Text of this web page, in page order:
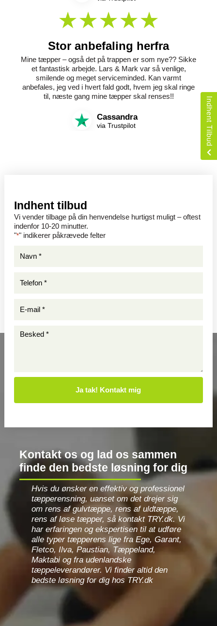
Indhent Tilbud
Stor anbefaling herfra
Mine tæpper – også det på trappen er som nye?? Sikke
et fantastisk arbejde. Lars & Mark var så venlige,
smilende og meget serviceminded. Kan varmt
anbefales, jeg ved i hvert fald godt, hvem jeg skal ringe
til, næste gang mine tæpper skal renses!!
Cassandra
via Trustpilot
Indhent tilbud
Vi vender tilbage på din henvendelse hurtigst muligt – oftest
indenfor 10-20 minutter.
"*" indikerer påkrævede felter
Besked
Kontakt os og lad os sammen
finde den bedste løsning for dig
Hvis du ønsker en effektiv og professionel
tæpperensning, uanset om det drejer sig
om rens af gulvtæppe, rens af uldtæppe,
rens af løse tæpper, så kontakt TRY.dk. Vi
har erfaringen og ekspertisen til at udføre
alle typer tæpperens lige fra Ege, Garant,
Fletco, Ilva, Paustian, Tæppeland,
Maktabi og fra udenlandske
tæppeleverandører. Vi finder altid den
bedste løsning for dig hos TRY.dk